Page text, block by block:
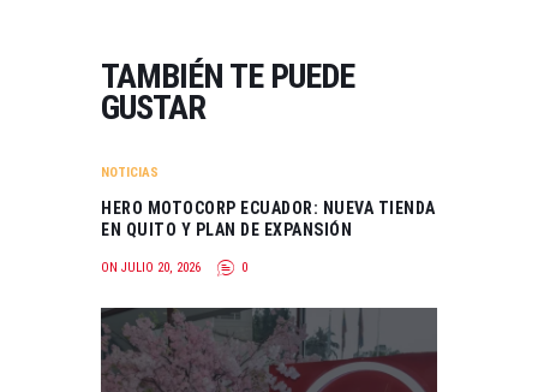
TAMBIÉN TE PUEDE
GUSTAR
NOTICIAS
HERO MOTOCORP ECUADOR: NUEVA TIENDA
EN QUITO Y PLAN DE EXPANSIÓN
ON JULIO 20, 2026 0